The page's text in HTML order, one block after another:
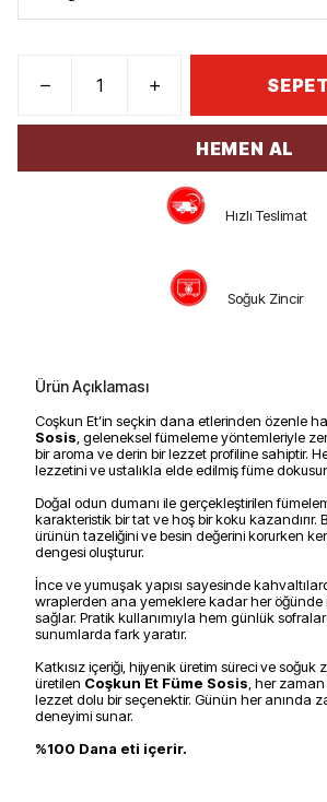
HEMEN AL
Hızlı Teslimat
Soğuk Zincir
Ürün Açıklaması
Coşkun Et’in seçkin dana etlerinden özenle
Sosis , geleneksel fümeleme yöntemleriyle
bir aroma ve derin bir lezzet profiline sahiptir.
lezzetini ve ustalıkla elde edilmiş füme
Doğal odun dumanı ile gerçekleştirilen
karakteristik bir tat ve hoş bir koku kazandırır.
ürünün tazeliğini ve besin değerini korurken
dengesi oluşturur.
İnce ve yumuşak yapısı sayesinde
wraplerden ana yemeklere kadar her öğünde
sağlar. Pratik kullanımıyla hem günlük
sunumlarda fark yaratır.
Katkısız içeriği, hijyenik üretim süreci ve soğuk
üretilen Coşkun Et Füme Sosis , her
lezzet dolu bir seçenektir. Günün her anında
deneyimi sunar.
%100 Dana eti içerir.